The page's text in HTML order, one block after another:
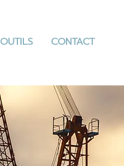
OUTILS CONTACT